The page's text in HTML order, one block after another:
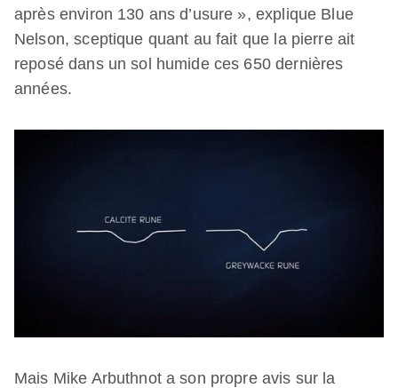
après environ 130 ans d’usure », explique Blue
Nelson, sceptique quant au fait que la pierre ait
reposé dans un sol humide ces 650 dernières
années.
Mais Mike Arbuthnot a son propre avis sur la